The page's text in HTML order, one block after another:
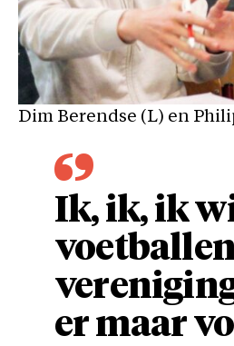
Dim Berendse (L) en
Ik, ik, ik
er maar